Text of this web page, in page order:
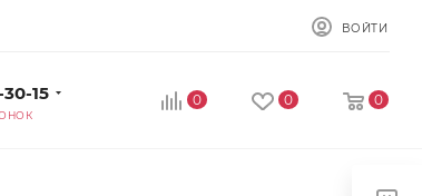
ВОЙТИ
15 0 0 0